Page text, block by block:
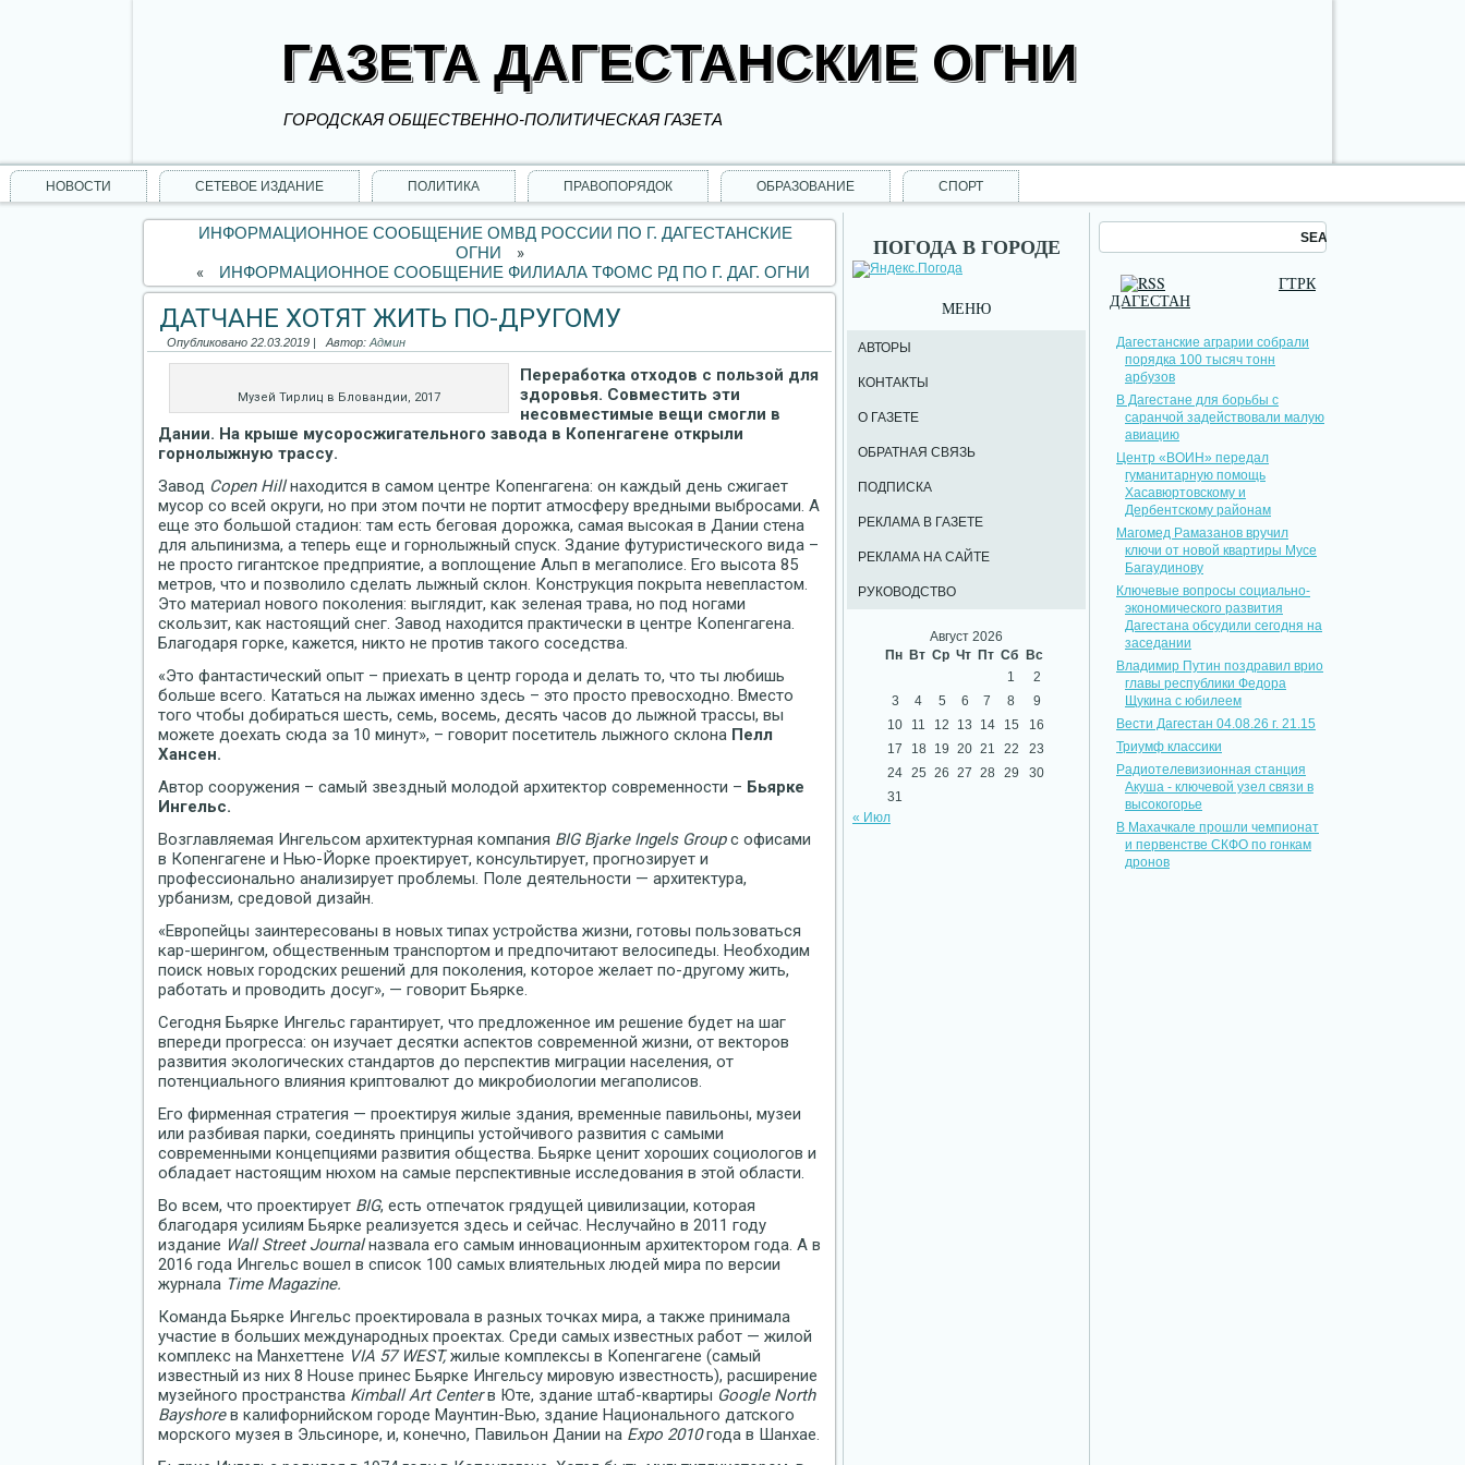
ГАЗЕТА ДАГЕСТАНСКИЕ ОГНИ
ГОРОДСКАЯ ОБЩЕСТВЕННО-ПОЛИТИЧЕСКАЯ ГАЗЕТА
НОВОСТИ СЕТЕВОЕ ИЗДАНИЕ ПОЛИТИКА ПРАВОПОРЯДОК ОБРАЗОВАНИЕ СПОРТ
ИНФОРМАЦИОННОЕ СООБЩЕНИЕ ОМВД РОССИИ ПО Г. ДАГЕСТАНСКИЕ
ОГНИ
»
«
ИНФОРМАЦИОННОЕ СООБЩЕНИЕ ФИЛИАЛА ТФОМС РД ПО Г. ДАГ. ОГНИ
ДАТЧАНЕ ХОТЯТ ЖИТЬ ПО-ДРУГОМУ
Опубликовано 22.03.2019 | Автор: Админ
Музей Тирлиц в Бловандии, 2017
Переработка отходов с пользой для
здоровья. Совместить эти
несовместимые вещи смогли в
Дании. На крыше мусоросжигательного завода в Копенгагене открыли
горнолыжную трассу.
Завод Copen Hillнаходится в самом центре Копенгагена: он каждый день сжигает
мусор со всей округи, но при этом почти не портит атмосферу вредными выбросами. А
еще это большой стадион: там есть беговая дорожка, самая высокая в Дании стена
для альпинизма, а теперь еще и горнолыжный спуск. Здание футуристического вида –
не просто гигантское предприятие, а воплощение Альп в мегаполисе. Его высота 85
метров, что и позволило сделать лыжный склон. Конструкция покрыта невепластом.
Это материал нового поколения: выглядит, как зеленая трава, но под ногами
скользит, как настоящий снег. Завод находится практически в центре Копенгагена.
Благодаря горке, кажется, никто не против такого соседства.
«Это фантастический опыт – приехать в центр города и делать то, что ты любишь
больше всего. Кататься на лыжах именно здесь – это просто превосходно. Вместо
того чтобы добираться шесть, семь, восемь, десять часов до лыжной трассы, вы
можете доехать сюда за 10 минут», – говорит посетитель лыжного склона Пелл
Хансен.
Автор сооружения – самый звездный молодой архитектор современности – Бьярке
Ингельс.
Возглавляемая Ингельсом архитектурная компания BIG Bjarke Ingels Groupc офисами
в Копенгагене и Нью-Йорке проектирует, консультирует, прогнозирует и
профессионально анализирует проблемы. Поле деятельности — архитектура,
урбанизм, средовой дизайн.
«Европейцы заинтересованы в новых типах устройства жизни, готовы пользоваться
кар-шерингом, общественным транспортом и предпочитают велосипеды. Необходим
поиск новых городских решений для поколения, которое желает по-другому жить,
работать и проводить досуг», — говорит Бьярке.
Сегодня Бьярке Ингельс гарантирует, что предложенное им решение будет на шаг
впереди прогресса: он изучает десятки аспектов современной жизни, от векторов
развития экологических стандартов до перспектив миграции населения, от
потенциального влияния криптовалют до микробиологии мегаполисов.
Его фирменная стратегия — проектируя жилые здания, временные павильоны, музеи
или разбивая парки, соединять принципы устойчивого развития с самыми
современными концепциями развития общества. Бьярке ценит хороших социологов и
обладает настоящим нюхом на самые перспективные исследования в этой области.
Во всем, что проектирует BIG, есть отпечаток грядущей цивилизации, которая
благодаря усилиям Бьярке реализуется здесь и сейчас. Неслучайно в 2011 году
издание Wall Street Journalназвала его самым инновационным архитектором года. А в
2016 года Ингельс вошел в список 100 самых влиятельных людей мира по версии
журнала Time Magazine.
Команда Бьярке Ингельс проектировала в разных точках мира, а также принимала
участие в больших международных проектах. Среди самых известных работ — жилой
комплекс на Манхеттене VIA 57 WEST,жилые комплексы в Копенгагене (самый
известный из них 8 House принес Бьярке Ингельсу мировую известность), расширение
музейного пространства Kimball Art Centerв Юте, здание штаб-квартиры Google North
Bayshoreв калифорнийском городе Маунтин-Вью, здание Национального датского
морского музея в Эльсиноре, и, конечно, Павильон Дании на Expo 2010года в Шанхае.
ПОГОДА В ГОРОДЕ
МЕНЮ
АВТОРЫ
КОНТАКТЫ
О ГАЗЕТЕ
ОБРАТНАЯ СВЯЗЬ
ПОДПИСКА
РЕКЛАМА В ГАЗЕТЕ
РЕКЛАМА НА САЙТЕ
РУКОВОДСТВО
Август 2026
Пн Вт Ср Чт Пт Сб
Вс
1
2
3
4 5 6 7 8
9
10
11 12 13 14 15
16
17
18 19 20 21 22
23
24 25 26 27 28 29
30
31
« Июл
ГТРК
ДАГЕСТАН
Дагестанские аграрии собрали
порядка 100 тысяч тонн
арбузов
В Дагестане для борьбы с
саранчой задействовали малую
авиацию
Центр «ВОИН» передал
гуманитарную помощь
Хасавюртовскому и
Дербентскому районам
Магомед Рамазанов вручил
ключи от новой квартиры Мусе
Багаудинову
Ключевые вопросы социально-
экономического развития
Дагестана обсудили сегодня на
заседании
Владимир Путин поздравил врио
главы республики Федора
Щукина с юбилеем
Вести Дагестан 04.08.26 г. 21.15
Триумф классики
Радиотелевизионная станция
Акуша - ключевой узел связи в
высокогорье
В Махачкале прошли чемпионат
и первенстве СКФО по гонкам
дронов